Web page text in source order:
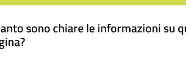
sono chiare le informazioni su